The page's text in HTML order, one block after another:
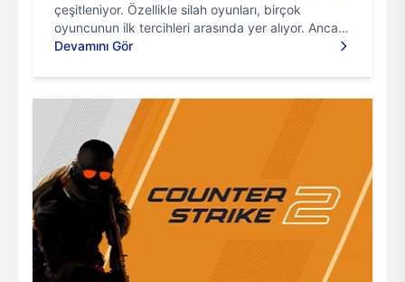
çeşitleniyor. Özellikle silah oyunları, birçok
oyuncunun ilk tercihleri arasında yer alıyor. Ancak
bu tür oyunla...
Devamını Gör